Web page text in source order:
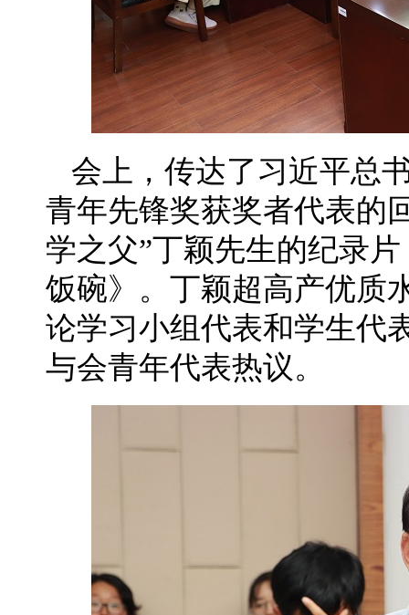
会上，传达了习近平总
青年先锋奖获奖者代表的
学之父”丁颖先生的纪录
饭碗》。丁颖超高产优质
论学习小组代表和学生代
与会青年代表热议。